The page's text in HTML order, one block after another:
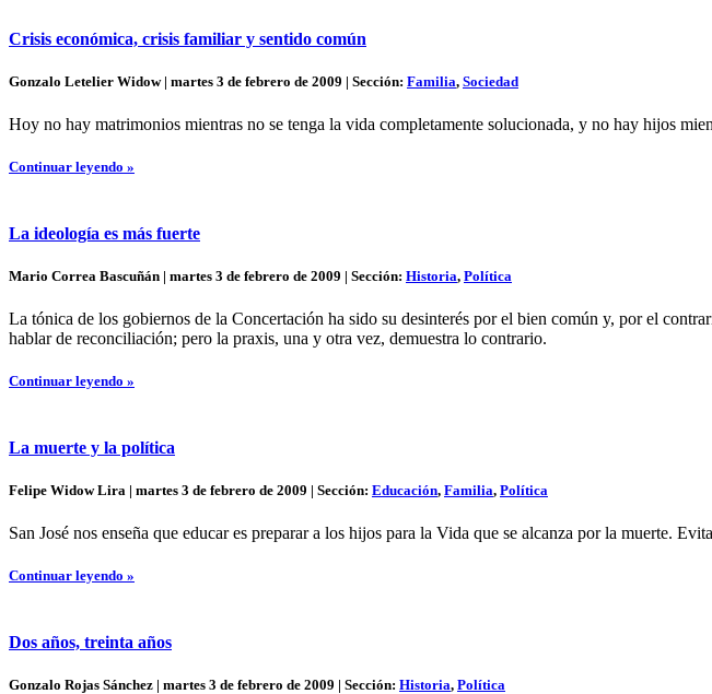
Crisis económica, crisis familiar y sentido común
Gonzalo Letelier Widow | martes 3 de febrero de 2009 | Sección: Familia, Sociedad
Hoy no hay matrimonios mientras no se tenga la vida completamente solucionada, y no hay hijos
Continuar leyendo »
La ideología es más fuerte
Mario Correa Bascuñán | martes 3 de febrero de 2009 | Sección: Historia, Política
La tónica de los gobiernos de la Concertación ha sido su desinterés por el bien común y, por el
hablar de reconciliación; pero la praxis, una y otra vez, demuestra lo contrario.
Continuar leyendo »
La muerte y la política
Felipe Widow Lira | martes 3 de febrero de 2009 | Sección: Educación, Familia, Política
San José nos enseña que educar es preparar a los hijos para la Vida que se alcanza por la muerte.
Continuar leyendo »
Dos años, treinta años
Gonzalo Rojas Sánchez | martes 3 de febrero de 2009 | Sección: Historia, Política